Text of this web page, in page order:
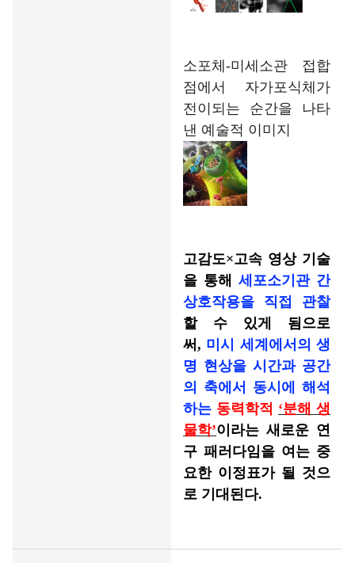
소포체-미세소관 접합
점에서 자가포식체가
전이되는 순간을 나타
낸 예술적 이미지
고감도×고속 영상 기술
을 통해 세포소기관 간
상호작용을 직접 관찰
할 수 있게 됨으로
써, 미시 세계에서의 생
명 현상을 시간과 공간
의 축에서 동시에 해석
하는 동력학적 ‘분해 생
물학’이라는 새로운 연
구 패러다임을 여는 중
요한 이정표가 될 것으
로 기대된다.